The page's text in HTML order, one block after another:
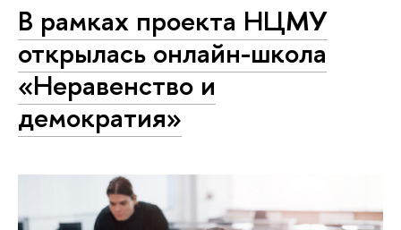
В рамках проекта НЦМУ
открылась онлайн-школа
«Неравенство и
демократия»